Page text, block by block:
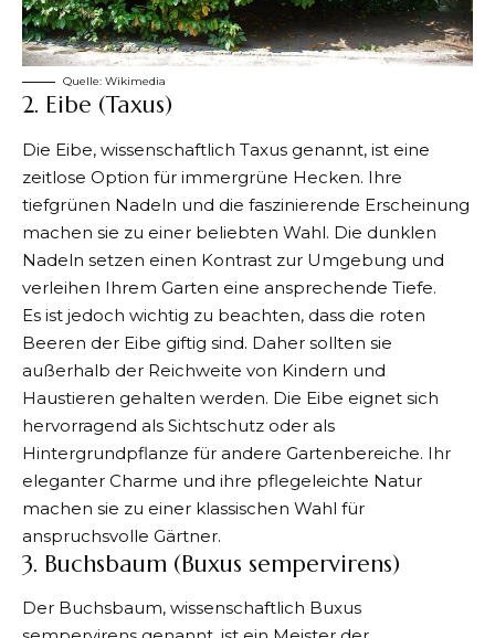
Quelle: Wikimedia
2. Eibe (Taxus)
Die Eibe, wissenschaftlich Taxus genannt, ist eine
zeitlose Option für immergrüne Hecken. Ihre
tiefgrünen Nadeln und die faszinierende Erscheinung
machen sie zu einer beliebten Wahl. Die dunklen
Nadeln setzen einen Kontrast zur Umgebung und
verleihen Ihrem Garten eine ansprechende Tiefe.
Es ist jedoch wichtig zu beachten, dass die roten
Beeren der Eibe giftig sind. Daher sollten sie
außerhalb der Reichweite von Kindern und
Haustieren gehalten werden. Die Eibe eignet sich
hervorragend als Sichtschutz oder als
Hintergrundpflanze für andere Gartenbereiche. Ihr
eleganter Charme und ihre pflegeleichte Natur
machen sie zu einer klassischen Wahl für
anspruchsvolle Gärtner.
3. Buchsbaum (Buxus sempervirens)
Der Buchsbaum, wissenschaftlich Buxus